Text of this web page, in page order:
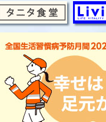
血
大腸がん
骨粗鬆症